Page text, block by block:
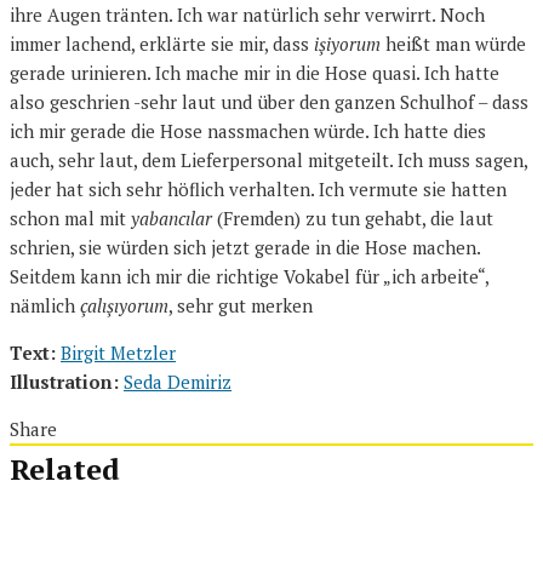
ihre Augen tränten. Ich war natürlich sehr verwirrt. Noch
immer lachend, erklärte sie mir, dass işiyorum heißt man würde
gerade urinieren. Ich mache mir in die Hose quasi. Ich hatte
also geschrien -sehr laut und über den ganzen Schulhof – dass
ich mir gerade die Hose nassmachen würde. Ich hatte dies
auch, sehr laut, dem Lieferpersonal mitgeteilt. Ich muss sagen,
jeder hat sich sehr höflich verhalten. Ich vermute sie hatten
schon mal mit yabancılar(Fremden) zu tun gehabt, die laut
schrien, sie würden sich jetzt gerade in die Hose machen.
Seitdem kann ich mir die richtige Vokabel für „ich arbeite“,
nämlich çalışıyorum, sehr gut merken
Text: Birgit Metzler
Illustration: Seda Demiriz
Share
Related